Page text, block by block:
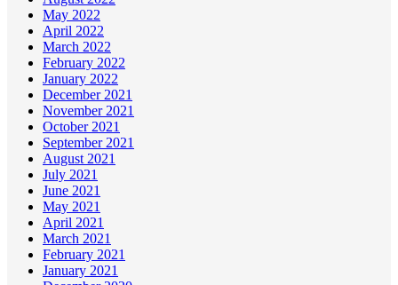
May 2022
April 2022
March 2022
February 2022
January 2022
December 2021
November 2021
October 2021
September 2021
August 2021
July 2021
June 2021
May 2021
April 2021
March 2021
February 2021
January 2021